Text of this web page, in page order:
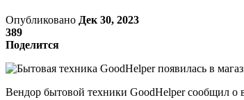
Опубликовано Дек 30, 2023
389
Поделится
Вендор бытовой техники GoodHelper сообщил о